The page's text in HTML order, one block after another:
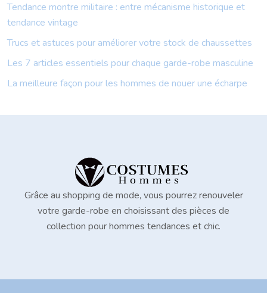
Tendance montre militaire : entre mécanisme historique et
tendance vintage
Trucs et astuces pour améliorer votre stock de chaussettes
Les 7 articles essentiels pour chaque garde-robe masculine
La meilleure façon pour les hommes de nouer une écharpe
Grâce au shopping de mode, vous pourrez renouveler
votre garde-robe en choisissant des pièces de
collection pour hommes tendances et chic.